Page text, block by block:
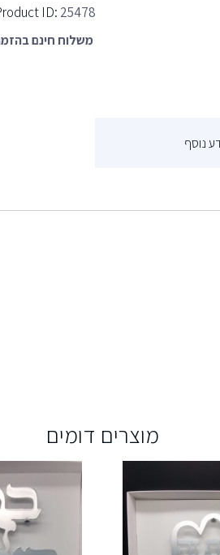
ID: 25478
משלוח חינם בהזמנה מעל 300 ש״ח
נוסף
מוצרים דומים